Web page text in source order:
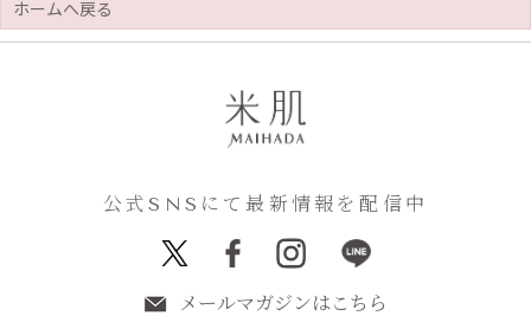
ホームへ戻る
公式SNSにて最新情報を配信中
メールマガジンはこちら